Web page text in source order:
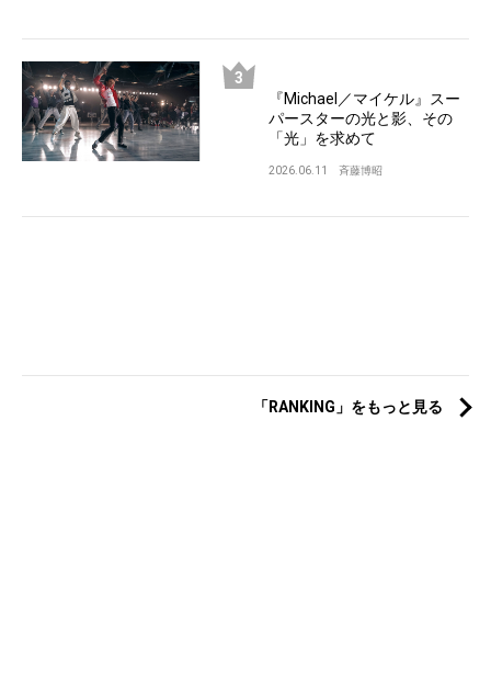
『Michael／マイケル』スー
パースターの光と影、その
「光」を求めて
2026.06.11 斉藤博昭
「RANKING」をもっと見る